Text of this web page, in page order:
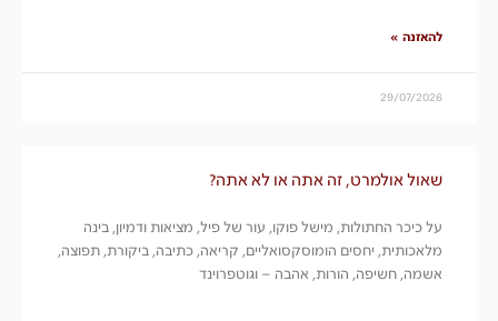
להאזנה »
29/07/2026
שאול אולמרט, זה אתה או לא אתה?
על כיכר החתולות, מישל פוקו, עור של פיל, מציאות ודמיון, בינה
מלאכותית, יחסים הומוסקסואליים, קריאה, כתיבה, ביקורת, תפוצה,
אשמה, חשיפה, הורות, אהבה – וגוטפרוינד